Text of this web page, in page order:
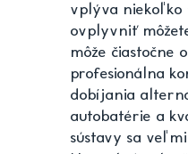
vplýva niekoľko
ovplyvniť
môže čiastočne
profesionálna
dobíjania
autobatérie a
sústavy sa